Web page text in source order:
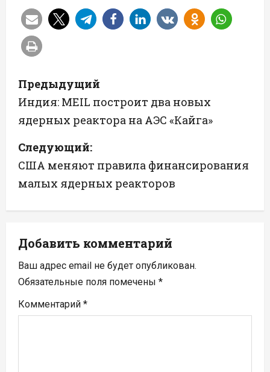
Н
а
в
и
г
а
и
я
п
Предыдущий
Индия: MEIL построит два новых
ядерных реактора на АЭС «Кайга»
Следующий:
США меняют правила финансирования
малых ядерных реакторов
Добавить комментарий
Ваш адрес email не будет опубликован.
Обязательные поля помечены *
Комментарий *